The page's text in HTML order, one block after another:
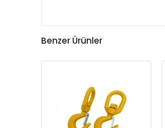
Benzer Ürünler